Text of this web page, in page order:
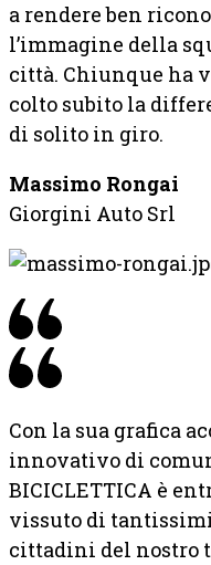
a rendere ben
l’immagine della
città. Chiunque ha
colto subito la
di solito in giro.
Massimo Rongai
Giorgini Auto Srl
Con la sua grafica
innovativo di
BICICLETTICA è
vissuto di
cittadini del nostro